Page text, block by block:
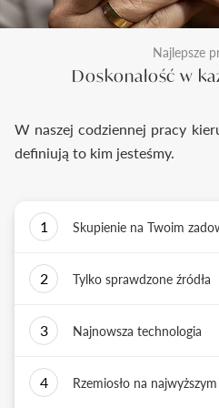
Najlepsze
Doskonałość w
W naszej codziennej pracy
definiują to kim jesteśmy.
1
Skupienie na Twoim
zadanie - dostarczyć Ci
2
Tylko sprawdzone źródła
sprawdzonych źródłach
potwierdzone jest
3
Najnowsza technologia
złotniczego z
4
Rzemiosło na